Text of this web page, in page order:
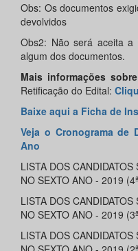
Obs: Os documentos
devolvidos
Obs2: Não será aceita a
algum dos documentos.
Mais informações
Retificação do Edital:
Baixe aqui a Ficha de
Veja o Cronograma de
Ano
LISTA DOS
NO SEXTO ANO - 2019
LISTA DOS
NO SEXTO ANO - 2019
LISTA DOS